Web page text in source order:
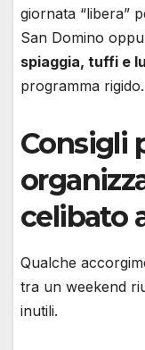
giornata “libera”
San Domino
spiaggia, tuffi e
programma rigido.
Consigli
celibato
Qualche
tra un weekend
inutili.